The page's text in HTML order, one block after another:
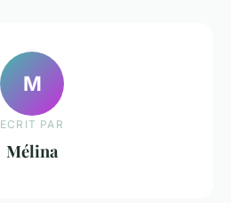
M
ECRIT PAR
Mélina